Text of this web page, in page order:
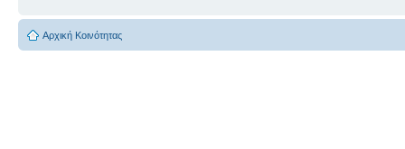
Αρχική Κοινότητας